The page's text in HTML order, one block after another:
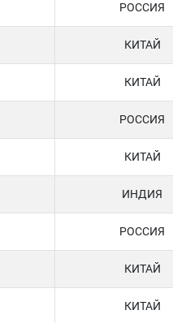
РОССИЯ
КИТАЙ
КИТАЙ
РОССИЯ
КИТАЙ
ИНДИЯ
РОССИЯ
КИТАЙ
КИТАЙ